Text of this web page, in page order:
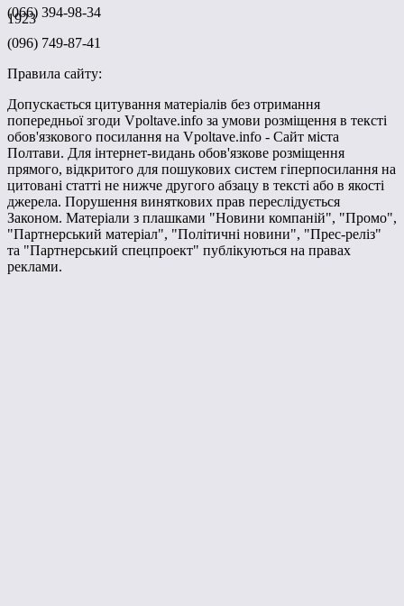
1923
(066) 394-98-34
(096) 749-87-41
Правила сайту:
Допускається цитування матеріалів без отримання
попередньої згоди Vpoltave.info за умови розміщення в тексті
обов'язкового посилання на Vpoltave.info - Сайт міста
Полтави. Для інтернет-видань обов'язкове розміщення
прямого, відкритого для пошукових систем гіперпосилання на
цитовані статті не нижче другого абзацу в тексті або в якості
джерела. Порушення виняткових прав переслідується
Законом. Матеріали з плашками "Новини компаній", "Промо",
"Партнерський матеріал", "Політичні новини", "Прес-реліз"
та "Партнерський спецпроект" публікуються на правах
реклами.